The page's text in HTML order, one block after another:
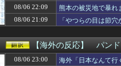
韓国人「とある日本の飲食店で、
【画像】田舎特有の「謎の神社」
【FEH】見切り予知の下地、彼が
◆悲報◆韓国紙、W杯GL敗退、プ
【原神】アズプロもただの美少女
【サッカー】J2開幕戦、最多観
おり……
08/06 22:09
熊本の被災地で暴
08/06 21:09
「やつらの目は節
【海外の反応】 パン
08/06 23:00
海外「日本なんて行